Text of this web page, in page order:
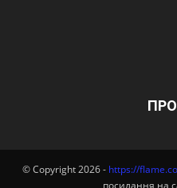
© Copyright 2026 - https://
посилання на